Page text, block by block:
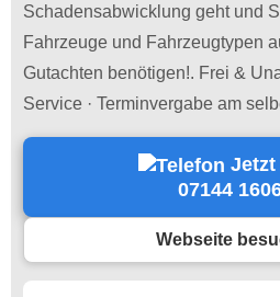
Schadensabwicklung geht und
Fahrzeuge und Fahrzeugtypen
Gutachten benötigen!. Frei &
Service · Terminvergabe am
Jetzt
07144
Webseite